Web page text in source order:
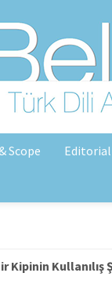
Scope
Kipinin